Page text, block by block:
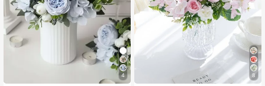
4.88 2K 팔로워
2K 팔로워
2K 팔로워
4 8